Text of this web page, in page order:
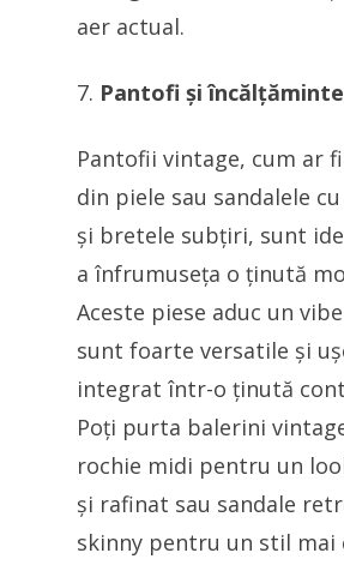
aer actual.
Pantofi și
Pantofii vintage, cum ar
din piele sau sandalele
și bretele subțiri, sunt
a înfrumuseța o ținută
Aceste piese aduc un
sunt foarte versatile și
integrat într-o ținută
Poți purta balerini
rochie midi pentru un
și rafinat sau sandale
skinny pentru un stil mai